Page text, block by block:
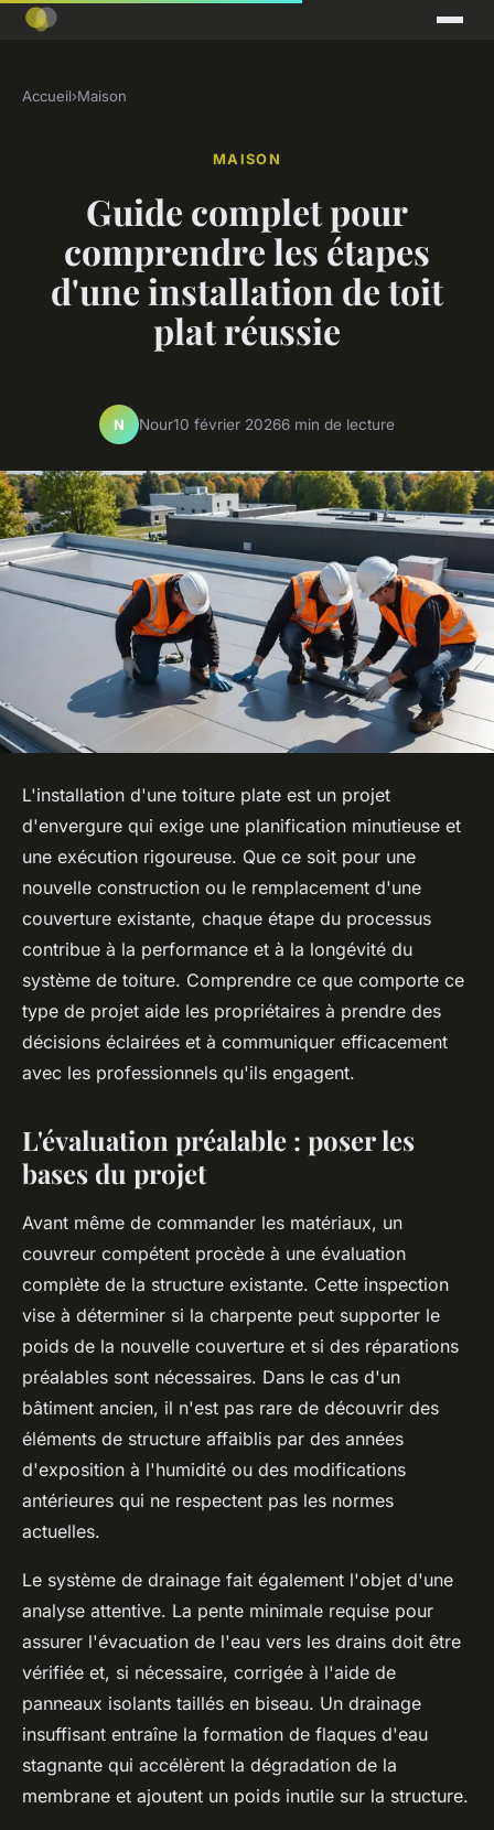
Accueil›Maison
MAISON
Guide complet pour
comprendre les étapes
d'une installation de toit
plat réussie
N Nour10 février 20266 min de lecture
L'installation d'une toiture plate est un projet
d'envergure qui exige une planification minutieuse et
une exécution rigoureuse. Que ce soit pour une
nouvelle construction ou le remplacement d'une
couverture existante, chaque étape du processus
contribue à la performance et à la longévité du
système de toiture. Comprendre ce que comporte ce
type de projet aide les propriétaires à prendre des
décisions éclairées et à communiquer efficacement
avec les professionnels qu'ils engagent.
L'évaluation préalable : poser les
bases du projet
Avant même de commander les matériaux, un
couvreur compétent procède à une évaluation
complète de la structure existante. Cette inspection
vise à déterminer si la charpente peut supporter le
poids de la nouvelle couverture et si des réparations
préalables sont nécessaires. Dans le cas d'un
bâtiment ancien, il n'est pas rare de découvrir des
éléments de structure affaiblis par des années
d'exposition à l'humidité ou des modifications
antérieures qui ne respectent pas les normes
actuelles.
Le système de drainage fait également l'objet d'une
analyse attentive. La pente minimale requise pour
assurer l'évacuation de l'eau vers les drains doit être
vérifiée et, si nécessaire, corrigée à l'aide de
panneaux isolants taillés en biseau. Un drainage
insuffisant entraîne la formation de flaques d'eau
stagnante qui accélèrent la dégradation de la
membrane et ajoutent un poids inutile sur la structure.